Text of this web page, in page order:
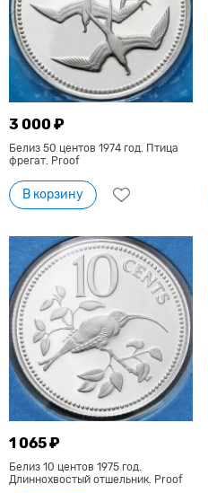
3 000 ₽
Белиз 50 центов 1974 год. Птица
фрегат. Proof
В корзину
1 065 ₽
Белиз 10 центов 1975 год.
Длиннохвостый отшельник. Proof